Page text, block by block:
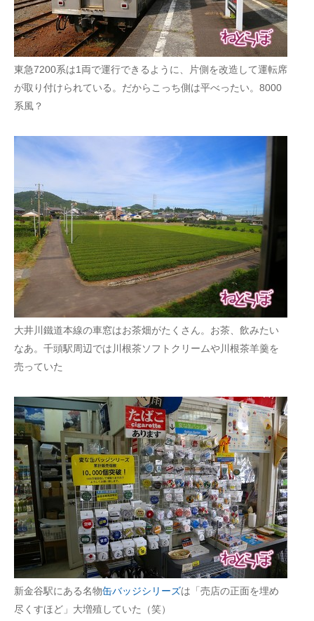
東急7200系は1両で運行できるように、片側を改造して運転席
が取り付けられている。だからこっち側は平べったい。8000
系風？
大井川鐵道本線の車窓はお茶畑がたくさん。お茶、飲みたい
なあ。千頭駅周辺では川根茶ソフトクリームや川根茶羊羹を
売っていた
新金谷駅にある名物缶バッジシリーズは「売店の正面を埋め
尽くすほど」大増殖していた（笑）